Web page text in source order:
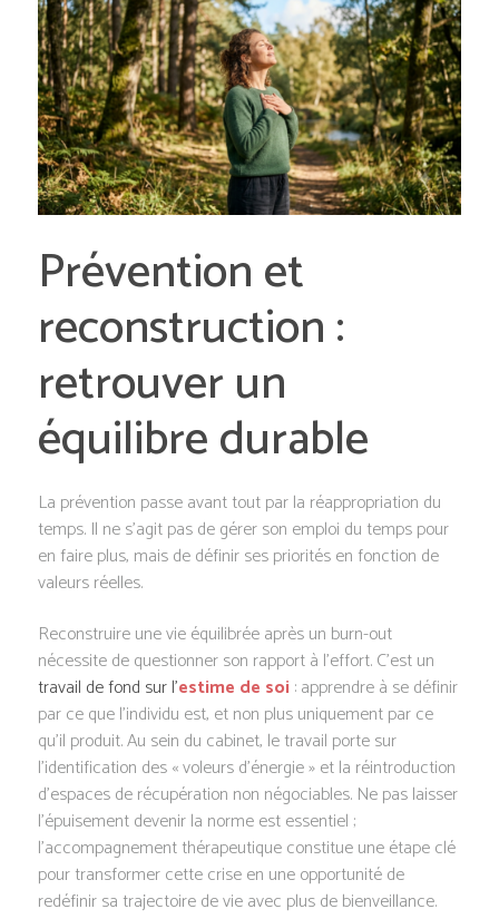
Prévention et
reconstruction :
retrouver un
équilibre durable
La prévention passe avant tout par la réappropriation du
temps. Il ne s’agit pas de gérer son emploi du temps pour
en faire plus, mais de définir ses priorités en fonction de
valeurs réelles.
Reconstruire une vie équilibrée après un burn-out
nécessite de questionner son rapport à l’effort. C’est un
travail de fond sur l’estime de soi : apprendre à se définir
par ce que l’individu est, et non plus uniquement par ce
qu’il produit. Au sein du cabinet, le travail porte sur
l’identification des « voleurs d’énergie » et la réintroduction
d’espaces de récupération non négociables. Ne pas laisser
l’épuisement devenir la norme est essentiel ;
l’accompagnement thérapeutique constitue une étape clé
pour transformer cette crise en une opportunité de
redéfinir sa trajectoire de vie avec plus de bienveillance.